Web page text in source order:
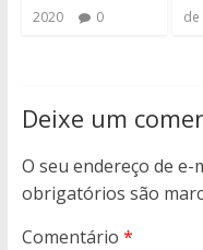
2020
0
de
Deixe um
O seu endereço de
obrigatórios são
Comentário *